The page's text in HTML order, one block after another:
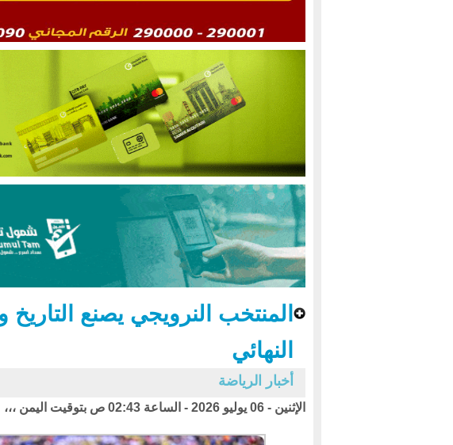
المنتخب النرويجي يصنع
النهائي
أخبار الرياضة
الإثنين - 06 يوليو 2026 - الساعة 02:43 ص بتوقيت اليمن ،،،